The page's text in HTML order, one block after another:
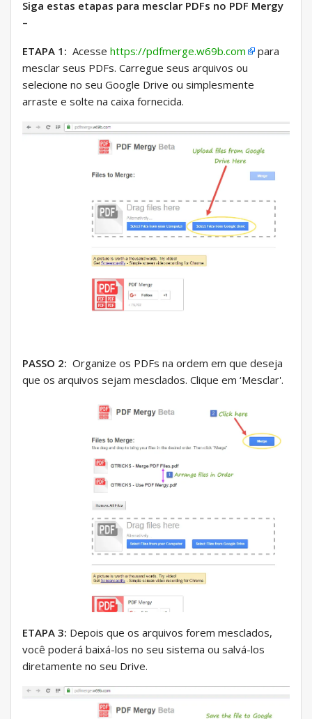
Siga estas etapas para mesclar PDFs no PDF Mergy
–
ETAPA 1: Acesse https://pdfmerge.w69b.com
para
mesclar seus PDFs. Carregue seus arquivos ou
selecione no seu Google Drive ou simplesmente
arraste e solte na caixa fornecida.
PASSO 2: Organize os PDFs na ordem em que deseja
que os arquivos sejam mesclados. Clique em ‘Mesclar'.
ETAPA 3: Depois que os arquivos forem mesclados,
você poderá baixá-los no seu sistema ou salvá-los
diretamente no seu Drive.